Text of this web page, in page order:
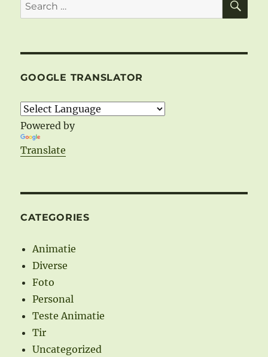
Steaua
for:
GOOGLE TRANSLATOR
Powered by
Translate
CATEGORIES
Animatie
Diverse
Foto
Personal
Teste Animatie
Tir
Uncategorized